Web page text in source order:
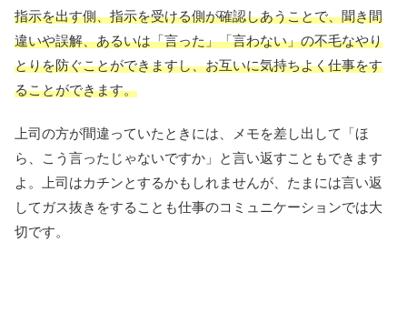
指示を出す側、指示を受ける側が確認しあうことで、聞き間
違いや誤解、あるいは「言った」「言わない」の不毛なやり
とりを防ぐことができますし、お互いに気持ちよく仕事をす
ることができます。
上司の方が間違っていたときには、メモを差し出して「ほ
ら、こう言ったじゃないですか」と言い返すこともできます
よ。上司はカチンとするかもしれませんが、たまには言い返
してガス抜きをすることも仕事のコミュニケーションでは大
切です。